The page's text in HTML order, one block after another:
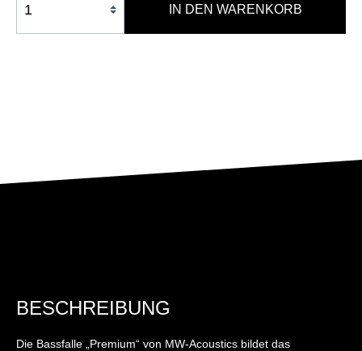
IN DEN WARENKORB
BESCHREIBUNG
Die Bassfalle „Premium“ von MW-Acoustics bildet das